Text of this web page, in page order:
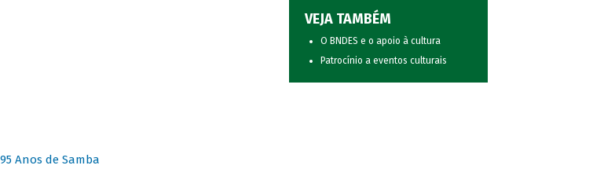
Anos de Samba
VEJA TAMBÉM
O BNDES e o apoio à cultura
Patrocínio a eventos culturais